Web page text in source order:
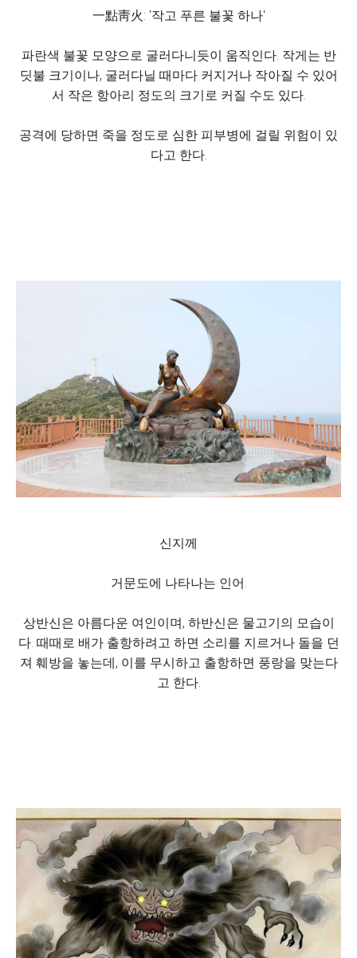
一點靑火: '작고 푸른 불꽃 하나'
파란색 불꽃 모양으로 굴러다니듯이 움직인다. 작게는 반
딧불 크기이나, 굴러다닐 때마다 커지거나 작아질 수 있어
서 작은 항아리 정도의 크기로 커질 수도 있다.
공격에 당하면 죽을 정도로 심한 피부병에 걸릴 위험이 있
다고 한다.
신지께
거문도에 나타나는 인어.
상반신은 아름다운 여인이며, 하반신은 물고기의 모습이
다. 때때로 배가 출항하려고 하면 소리를 지르거나 돌을 던
져 훼방을 놓는데, 이를 무시하고 출항하면 풍랑을 맞는다
고 한다.